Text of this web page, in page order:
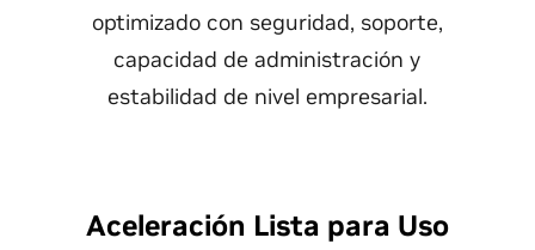
optimizado con seguridad, soporte,
capacidad de administración y
estabilidad de nivel empresarial.
Aceleración Lista para Uso